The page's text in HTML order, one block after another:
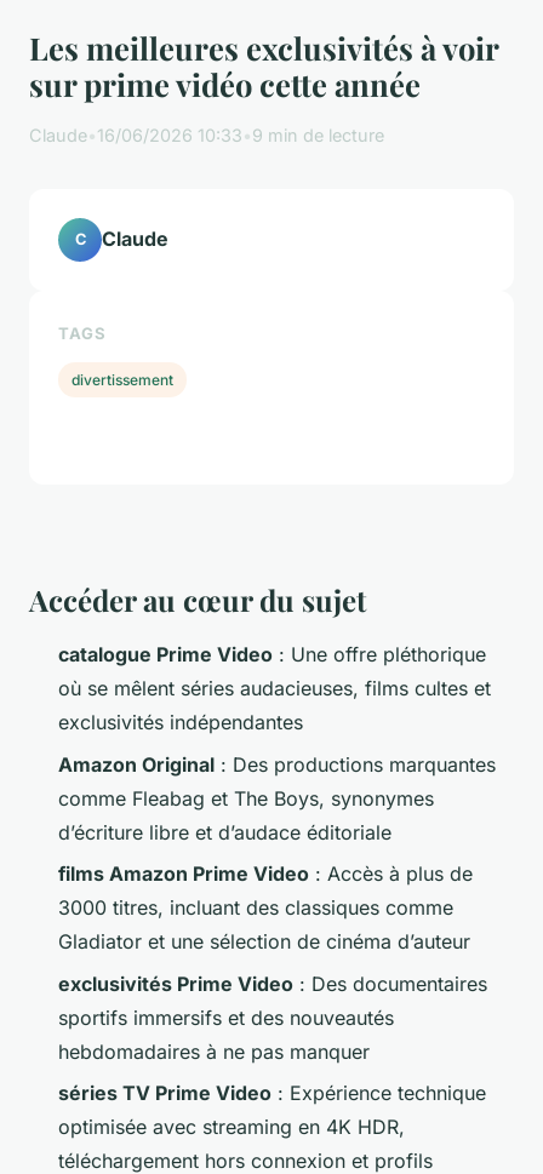
Les meilleures exclusivités à voir
sur prime vidéo cette année
Claude•16/06/2026 10:33•9 min de lecture
Accéder au cœur du sujet
catalogue Prime Video : Une offre pléthorique
où se mêlent séries audacieuses, films cultes et
exclusivités indépendantes
Amazon Original : Des productions marquantes
comme Fleabag et The Boys, synonymes
d’écriture libre et d’audace éditoriale
films Amazon Prime Video : Accès à plus de
3000 titres, incluant des classiques comme
Gladiator et une sélection de cinéma d’auteur
exclusivités Prime Video : Des documentaires
sportifs immersifs et des nouveautés
hebdomadaires à ne pas manquer
séries TV Prime Video : Expérience technique
optimisée avec streaming en 4K HDR,
téléchargement hors connexion et profils
C Claude
TAGS
divertissement